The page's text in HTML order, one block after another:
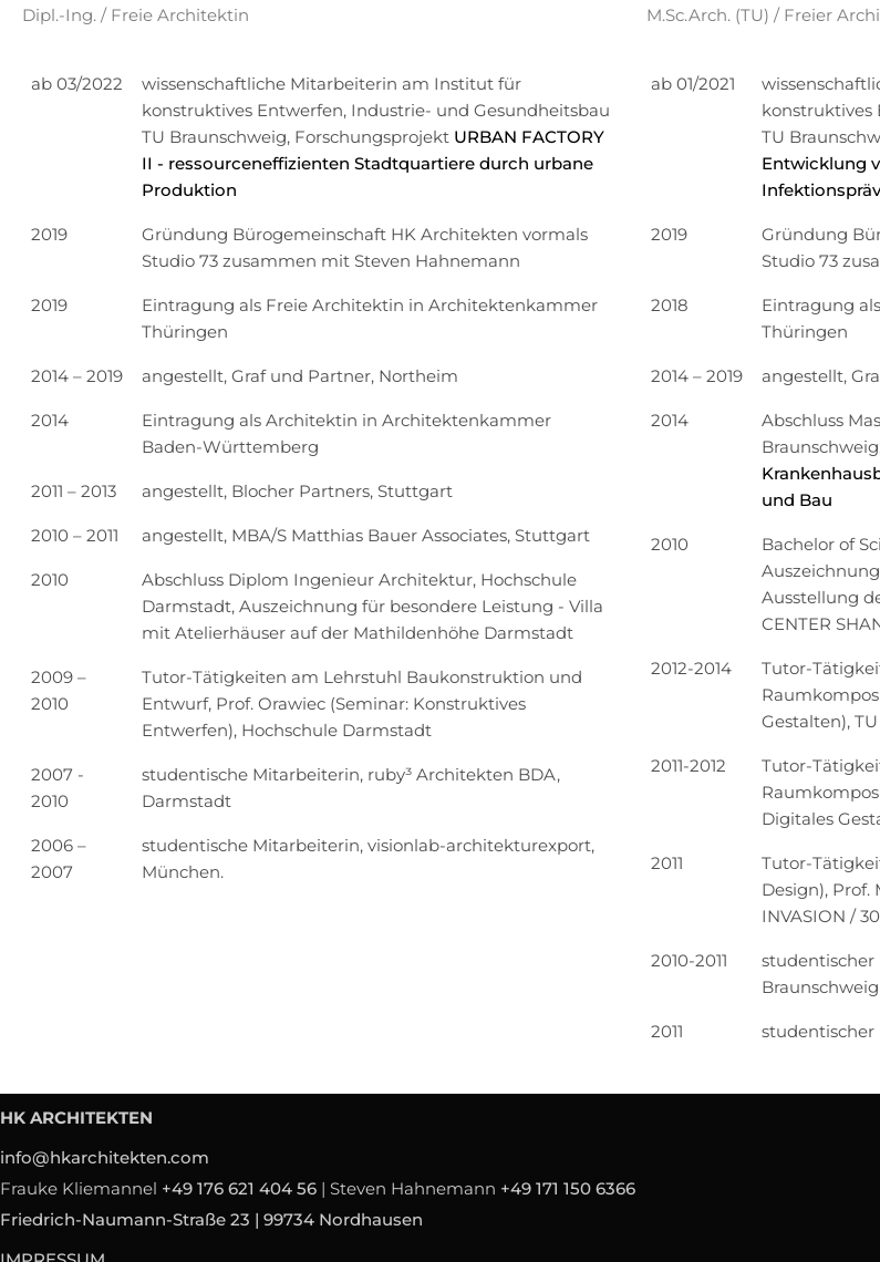
Dipl.-Ing. / Freie Architektin
ab 03/2022
wissenschaftliche Mitarbeiterin am Institut für
konstruktives Entwerfen, Industrie- und Gesundheitsbau
TU Braunschweig, Forschungsprojekt URBAN FACTORY
II - ressourceneffizienten Stadtquartiere durch urbane
Produktion
2019
Gründung Bürogemeinschaft HK Architekten vormals
Studio 73 zusammen mit Steven Hahnemann
2019
Eintragung als Freie Architektin in Architektenkammer
Thüringen
2014 – 2019 angestellt, Graf und Partner, Northeim
2014
Eintragung als Architektin in Architektenkammer
Baden-Württemberg
2011 – 2013 angestellt, Blocher Partners, Stuttgart
2010 – 2011 angestellt, MBA/S Matthias Bauer Associates, Stuttgart
2010
Abschluss Diplom Ingenieur Architektur, Hochschule
Darmstadt, Auszeichnung für besondere Leistung - Villa
mit Atelierhäuser auf der Mathildenhöhe Darmstadt
2009 –
2010
Tutor-Tätigkeiten am Lehrstuhl Baukonstruktion und
Entwurf, Prof. Orawiec (Seminar: Konstruktives
Entwerfen), Hochschule Darmstadt
2007 -
2010
studentische Mitarbeiterin, ruby³ Architekten BDA,
Darmstadt
2006 –
2007
studentische Mitarbeiterin, visionlab-architekturexport,
München.
M.Sc.Arch. (TU) / Freier
ab 01/2021
konstruktives
TU
Entwicklung
2019
Gründung
Studio 73
2018
Eintragung
Thüringen
2014 – 2019 angestellt,
2014
Abschluss
und Bau
2010
Bachelor of
Ausstellung
CENTER
2012-2014
Tutor-
Gestalten),
2011-2012
Tutor-
Digitales
2011
Tutor-
Design), Prof.
INVASION /
2010-2011
studentischer
Braunschweig
2011
HK ARCHITEKTEN
info@hkarchitekten.com
Frauke Kliemannel +49 176 621 404 56 | Steven Hahnemann +49 171 150 6366
Friedrich-Naumann-Straße 23 | 99734 Nordhausen